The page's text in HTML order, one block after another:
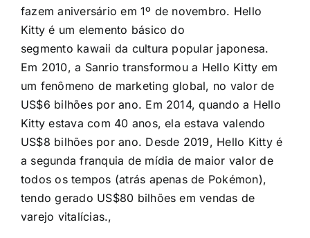
fazem aniversário em 1º de novembro. Hello
Kitty é um elemento básico do
segmento kawaii da cultura popular japonesa.
Em 2010, a Sanrio transformou a Hello Kitty em
um fenômeno de marketing global, no valor de
US$6 bilhões por ano. Em 2014, quando a Hello
Kitty estava com 40 anos, ela estava valendo
US$8 bilhões por ano. Desde 2019, Hello Kitty é
a segunda franquia de mídia de maior valor de
todos os tempos (atrás apenas de Pokémon),
tendo gerado US$80 bilhões em vendas de
varejo vitalícias.,